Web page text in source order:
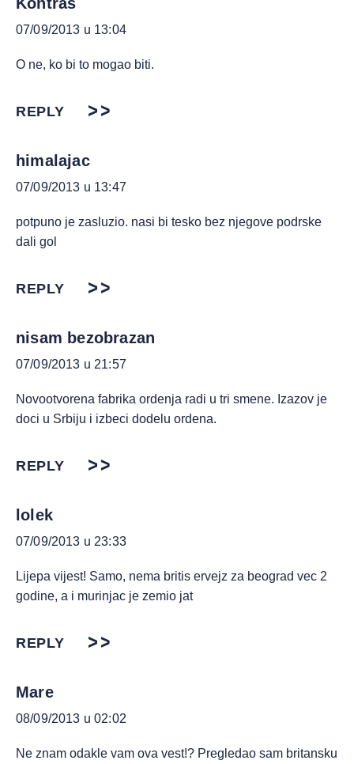
07/09/2013 u 13:04
O ne, ko bi to mogao biti.
REPLY
himalajac
07/09/2013 u 13:47
potpuno je zasluzio. nasi bi tesko bez njegove podrske
dali gol
REPLY
nisam bezobrazan
07/09/2013 u 21:57
Novootvorena fabrika ordenja radi u tri smene. Izazov je
doci u Srbiju i izbeci dodelu ordena.
REPLY
lolek
07/09/2013 u 23:33
Lijepa vijest! Samo, nema britis ervejz za beograd vec 2
godine, a i murinjac je zemio jat
REPLY
Mare
08/09/2013 u 02:02
Ne znam odakle vam ova vest!? Pregledao sam britansku